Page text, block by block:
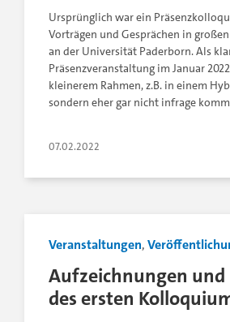
Ursprünglich war ein
Vorträgen und Gesprächen in
an der Universität Paderborn. Als
Präsenzveranstaltung im Januar
kleinerem Rahmen, z.B. in einem
sondern eher gar nicht infrage
07.02.2022
Veranstaltungen,
Aufzeichnungen und
des ersten